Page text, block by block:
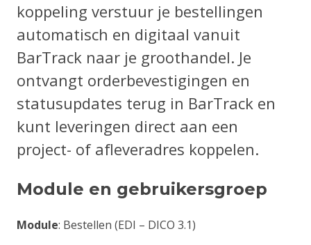
koppeling verstuur je bestellingen
automatisch en digitaal vanuit
BarTrack naar je groothandel. Je
ontvangt orderbevestigingen en
statusupdates terug in BarTrack en
kunt leveringen direct aan een
project- of afleveradres koppelen.
Module en gebruikersgroep
Module: Bestellen (EDI – DICO 3.1)